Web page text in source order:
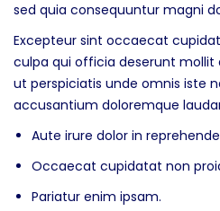
sed quia consequuntur magni
Excepteur sint occaecat
culpa qui officia deserunt mollit
ut perspiciatis unde omnis iste
accusantium doloremque
Aute irure dolor in
Occaecat cupidatat non
Pariatur enim ipsam.